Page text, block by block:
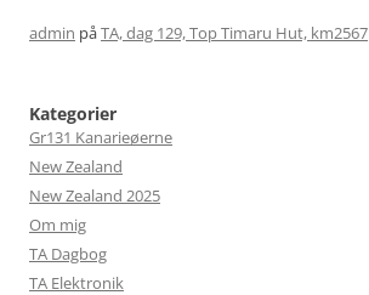
admin påTA, dag 129, Top Timaru Hut, km2567
Kategorier
Gr131 Kanarieøerne
New Zealand
New Zealand 2025
Om mig
TA Dagbog
TA Elektronik